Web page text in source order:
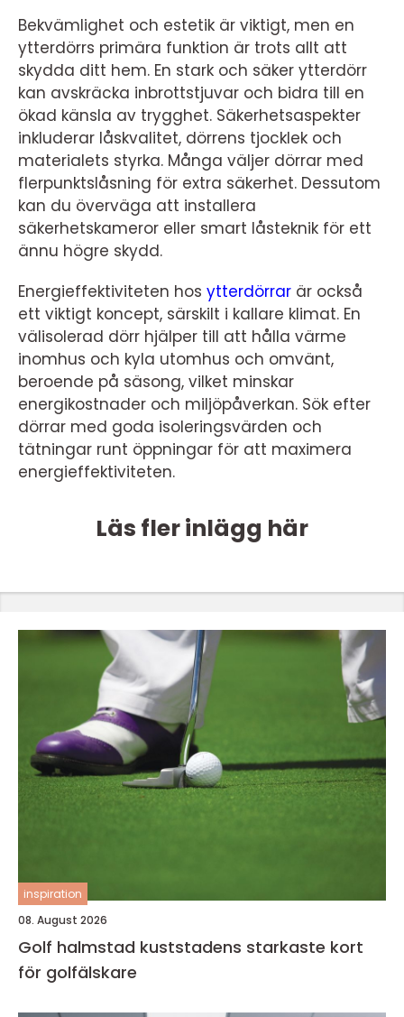
Bekvämlighet och estetik är viktigt, men en
ytterdörrs primära funktion är trots allt att
skydda ditt hem. En stark och säker ytterdörr
kan avskräcka inbrottstjuvar och bidra till en
ökad känsla av trygghet. Säkerhetsaspekter
inkluderar låskvalitet, dörrens tjocklek och
materialets styrka. Många väljer dörrar med
flerpunktslåsning för extra säkerhet. Dessutom
kan du överväga att installera
säkerhetskameror eller smart låsteknik för ett
ännu högre skydd.
Energieffektiviteten hos ytterdörrar är också
ett viktigt koncept, särskilt i kallare klimat. En
välisolerad dörr hjälper till att hålla värme
inomhus och kyla utomhus och omvänt,
beroende på säsong, vilket minskar
energikostnader och miljöpåverkan. Sök efter
dörrar med goda isoleringsvärden och
tätningar runt öppningar för att maximera
energieffektiviteten.
Läs fler inlägg här
inspiration
08. August 2026
Golf halmstad kuststadens starkaste kort
för golfälskare